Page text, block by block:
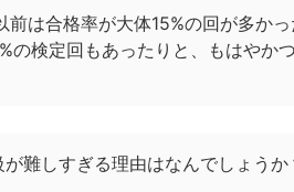
前は合格率が大体15%の回が多か
の検定回もあったりと、もはやか
難しすぎる理由はなんでしょうか